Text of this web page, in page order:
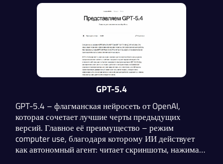
GPT-5.4
GPT-5.4 – флагманская нейросеть от OpenAI,
которая сочетает лучшие черты предыдущих
версий. Главное её преимущество – режим
computer use, благодаря которому ИИ действует
как автономный агент: читает скриншоты, нажимает